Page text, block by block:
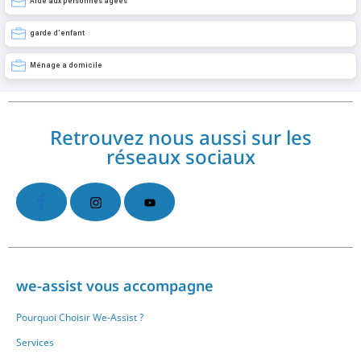
garde d’enfant
Ménage a domicile
Retrouvez nous aussi sur les
réseaux sociaux
we-assist vous accompagne
Pourquoi Choisir We-Assist ?
Services